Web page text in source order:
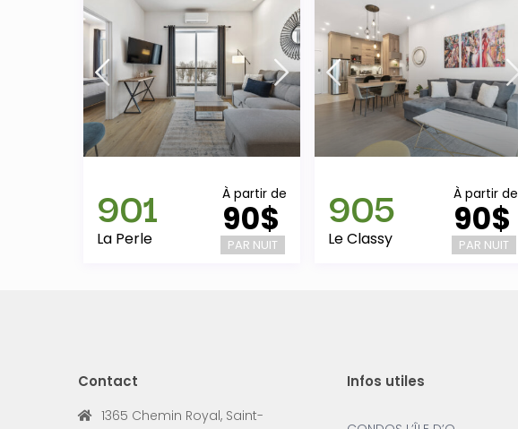
À partir de
90$
PAR NUIT
901
La Perle
À partir de
90$
PAR NUIT
905
Le Classy
Contact
1365 Chemin Royal, Saint-
Infos utiles